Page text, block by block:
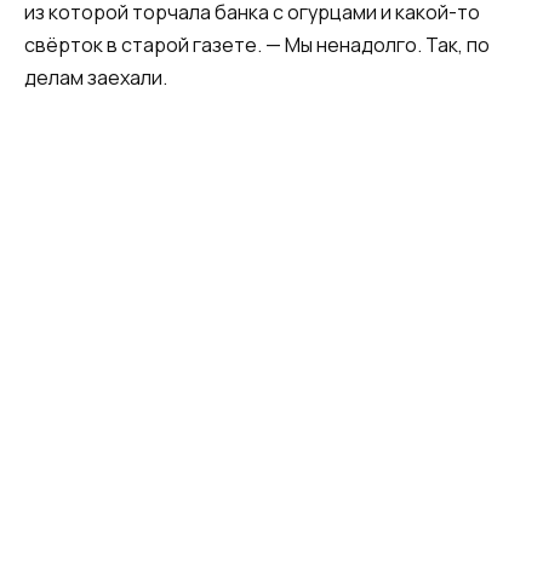
из которой торчала банка с огурцами и какой-то
свёрток в старой газете. — Мы ненадолго. Так, по
делам заехали.